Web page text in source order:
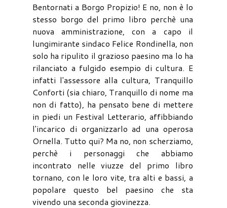
Bentornati a Borgo Propizio! E no, non è lo
stesso borgo del primo libro perchè una
nuova amministrazione, con a capo il
lungimirante sindaco Felice Rondinella, non
solo ha ripulito il grazioso paesino ma lo ha
rilanciato a fulgido esempio di cultura. E
infatti l'assessore alla cultura, Tranquillo
Conforti (sia chiaro, Tranquillo di nome ma
non di fatto), ha pensato bene di mettere
in piedi un Festival Letterario, affibbiando
l'incarico di organizzarlo ad una operosa
Ornella. Tutto qui? Ma no, non scherziamo,
perchè i personaggi che abbiamo
incontrato nelle viuzze del primo libro
tornano, con le loro vite, tra alti e bassi, a
popolare questo bel paesino che sta
vivendo una seconda giovinezza.